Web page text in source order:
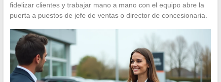
fidelizar clientes y trabajar mano a mano con el equipo abre la
puerta a puestos de jefe de ventas o director de concesionaria.